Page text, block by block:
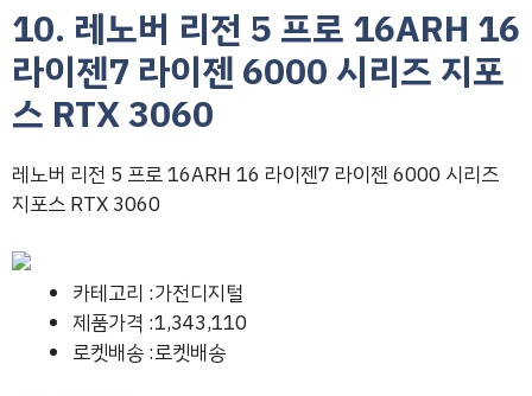
10. 레노버 리전 5 프로 16ARH 16
라이젠7 라이젠 6000 시리즈 지포
스 RTX 3060
레노버 리전 5 프로 16ARH 16 라이젠7 라이젠 6000 시리즈
지포스 RTX 3060
카테고리 :가전디지털
제품가격 :1,343,110
로켓배송 :로켓배송